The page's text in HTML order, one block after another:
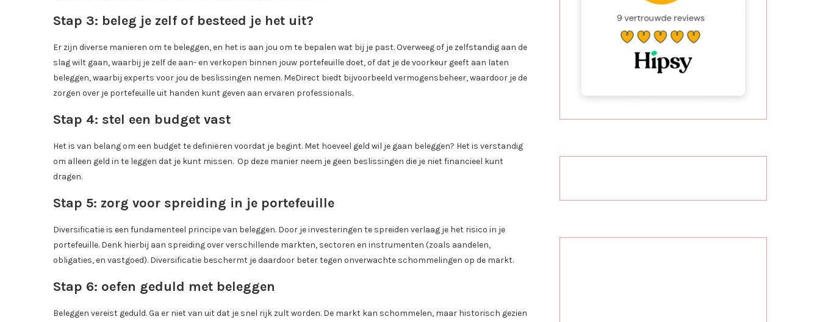
Stap 3: beleg je zelf of besteed je het uit?
Er zijn diverse manieren om te beleggen, en het is aan jou om te bepalen wat bij je past. Overweeg of je zelfstandig aan de
slag wilt gaan, waarbij je zelf de aan- en verkopen binnen jouw portefeuille doet, of dat je de voorkeur geeft aan laten
beleggen, waarbij experts voor jou de beslissingen nemen. MeDirect biedt bijvoorbeeld vermogensbeheer, waardoor je de
zorgen over je portefeuille uit handen kunt geven aan ervaren professionals.
Stap 4: stel een budget vast
Het is van belang om een budget te definiëren voordat je begint. Met hoeveel geld wil je gaan beleggen? Het is verstandig
om alleen geld in te leggen dat je kunt missen. Op deze manier neem je geen beslissingen die je niet financieel kunt
dragen.
Stap 5: zorg voor spreiding in je portefeuille
Diversificatie is een fundamenteel principe van beleggen. Door je investeringen te spreiden verlaag je het risico in je
portefeuille. Denk hierbij aan spreiding over verschillende markten, sectoren en instrumenten (zoals aandelen,
obligaties, en vastgoed). Diversificatie beschermt je daardoor beter tegen onverwachte schommelingen op de markt.
Stap 6: oefen geduld met beleggen
Beleggen vereist geduld. Ga er niet van uit dat je snel rijk zult worden. De markt kan schommelen, maar historisch gezien